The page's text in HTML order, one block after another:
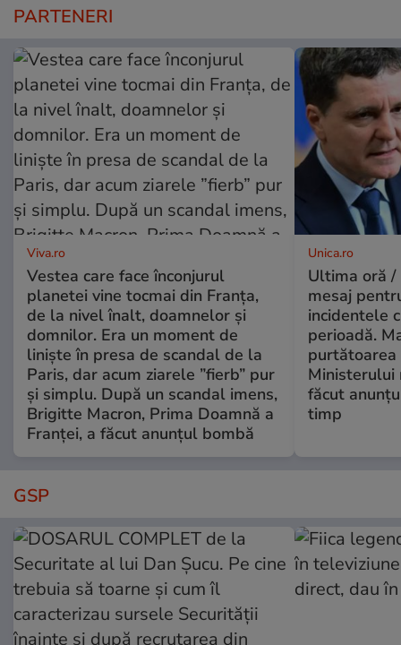
PARTENERI
Viva.ro
Vestea care face înconjurul
planetei vine tocmai din Franța,
de la nivel înalt, doamnelor și
domnilor. Era un moment de
liniște în presa de scandal de la
Paris, dar acum ziarele ”fierb” pur
și simplu. După un scandal imens,
Brigitte Macron, Prima Doamnă a
Franței, a făcut anunțul bombă
Unica.ro
Ultima oră /
mesaj
incidentele
perioadă.
purtătoarea
Ministerului
făcut
timp
GSP